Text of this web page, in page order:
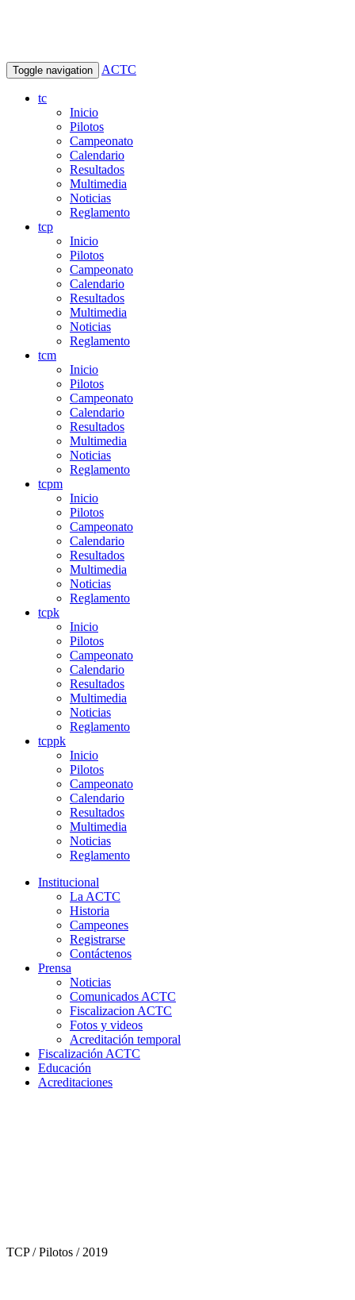
Toggle navigation ACTC
tc
Inicio
Pilotos
Campeonato
Calendario
Resultados
Multimedia
Noticias
Reglamento
tcp
Inicio
Pilotos
Campeonato
Calendario
Resultados
Multimedia
Noticias
Reglamento
tcm
Inicio
Pilotos
Campeonato
Calendario
Resultados
Multimedia
Noticias
Reglamento
tcpm
Inicio
Pilotos
Campeonato
Calendario
Resultados
Multimedia
Noticias
Reglamento
tcpk
Inicio
Pilotos
Campeonato
Calendario
Resultados
Multimedia
Noticias
Reglamento
tcppk
Inicio
Pilotos
Campeonato
Calendario
Resultados
Multimedia
Noticias
Reglamento
Institucional
La ACTC
Historia
Campeones
Registrarse
Contáctenos
Prensa
Noticias
Comunicados ACTC
Fiscalizacion ACTC
Fotos y videos
Acreditación temporal
Fiscalización ACTC
Educación
Acreditaciones
TCP / Pilotos / 2019